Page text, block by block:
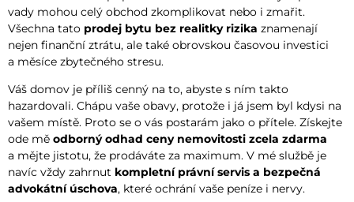
vady mohou celý obchod zkomplikovat nebo i zmařit.
Všechna tato prodej bytu bez realitky rizika znamenají
nejen finanční ztrátu, ale také obrovskou časovou investici
a měsíce zbytečného stresu.
Váš domov je příliš cenný na to, abyste s ním takto
hazardovali. Chápu vaše obavy, protože i já jsem byl kdysi na
vašem místě. Proto se o vás postarám jako o přítele. Získejte
ode mě odborný odhad ceny nemovitosti zcela zdarma
a mějte jistotu, že prodáváte za maximum. V mé službě je
navíc vždy zahrnut kompletní právní servis a bezpečná
advokátní úschova, které ochrání vaše peníze i nervy.